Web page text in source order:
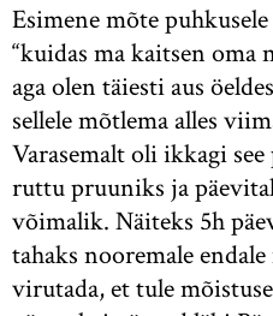
Esimene mõte
“kuidas ma kaitsen oma
aga olen täiesti aus
sellele mõtlema alles
Varasemalt oli ikkagi see
ruttu pruuniks ja
võimalik. Näiteks 5h
tahaks nooremale
virutada, et tule